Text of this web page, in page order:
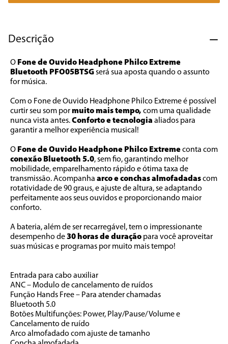
Descrição
O Fone de Ouvido Headphone Philco Extreme
Bluetooth PFO05BTSG será sua aposta quando o assunto
for música.
Com o Fone de Ouvido Headphone Philco Extreme é possível
curtir seu som por muito mais tempo, com uma qualidade
nunca vista antes. Conforto e tecnologia aliados para
garantir a melhor experiência musical!
O Fone de Ouvido Headphone Philco Extreme conta com
conexão Bluetooth 5.0, sem fio, garantindo melhor
mobilidade, emparelhamento rápido e ótima taxa de
transmissão. Acompanha arco e conchas almofadadas com
rotatividade de 90 graus, e ajuste de altura, se adaptando
perfeitamente aos seus ouvidos e proporcionando maior
conforto.
A bateria, além de ser recarregável, tem o impressionante
desempenho de 30 horas de duração para você aproveitar
suas músicas e programas por muito mais tempo!
Entrada para cabo auxiliar
ANC – Modulo de cancelamento de ruídos
Função Hands Free – Para atender chamadas
Bluetooth 5.0
Botões Multifunções: Power, Play/Pause/ Volume e
Cancelamento de ruído
Arco almofadado com ajuste de tamanho
7º cafeteira
9º forno
10º ventilador